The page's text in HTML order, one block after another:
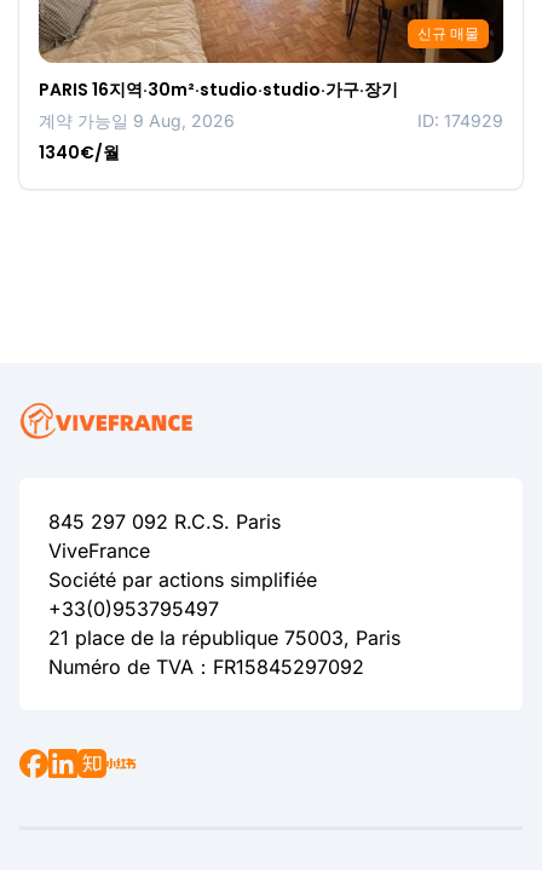
신규 매물
PARIS 16지역·30m²·studio·studio·가구·장기
계약 가능일 9 Aug, 2026 ID: 174929
1340€/월
845 297 092 R.C.S. Paris
ViveFrance
Société par actions simplifiée
+33(0)953795497
21 place de la république 75003, Paris
Numéro de TVA：FR15845297092